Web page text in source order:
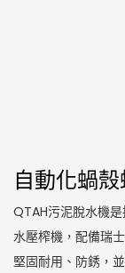
自動化蝸
QTAH污泥脫水機
水壓榨機，配備瑞
堅固耐用、防銹，